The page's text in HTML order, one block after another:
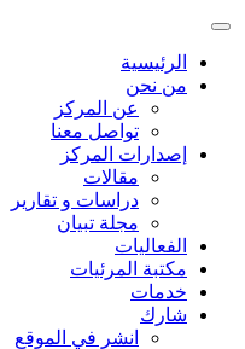
الرئيسية
من نحن
عن المركز
تواصل معنا
إصدارات المركز
مقالات
دراسات و تقارير
مجلة تبيان
الفعاليات
مكتبة المرئيات
خدمات
شارك
انشر في الموقع